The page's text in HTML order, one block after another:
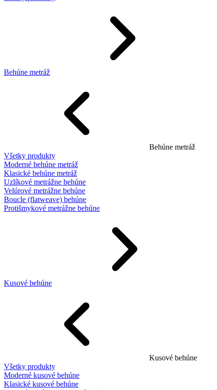
Behúne metráž
Behúne metráž
Všetky produkty
Moderné behúne metráž
Klasické behúne metráž
Uzlíkové metrážne behúne
Velúrové metrážne behúne
Boucle (flatweave) behúne
Protišmykové metrážne behúne
Kusové behúne
Kusové behúne
Všetky produkty
Moderné kusové behúne
Klasické kusové behúne